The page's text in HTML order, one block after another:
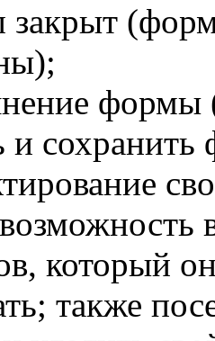
закрыт
формы
и
который
также